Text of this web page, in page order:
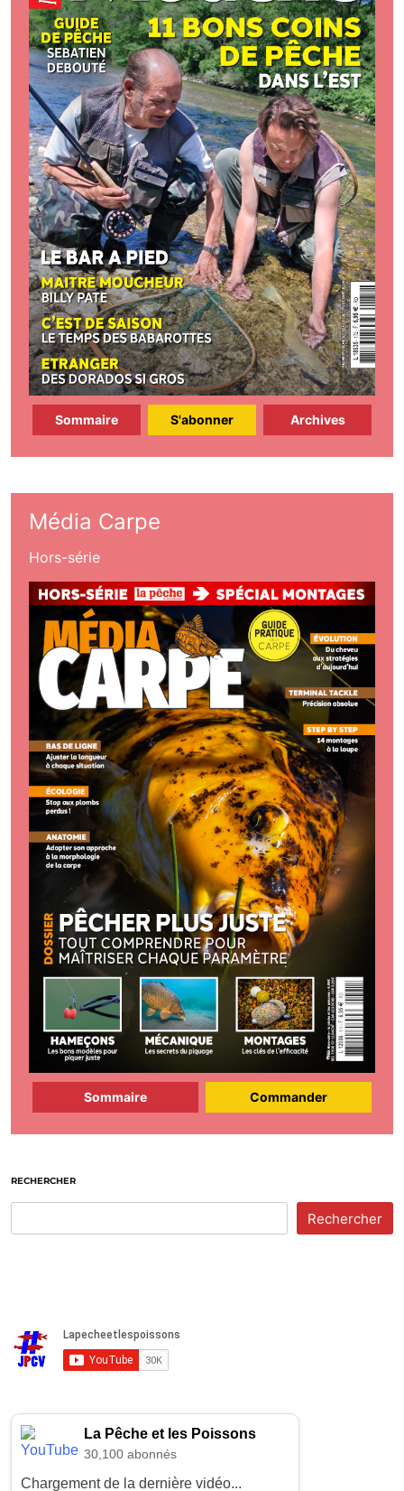
Sommaire S'abonner Archives
Média Carpe
Hors-série
Sommaire Commander
RECHERCHER
Rechercher
La Pêche et les Poissons
30,100 abonnés
Chargement de la dernière vidéo...